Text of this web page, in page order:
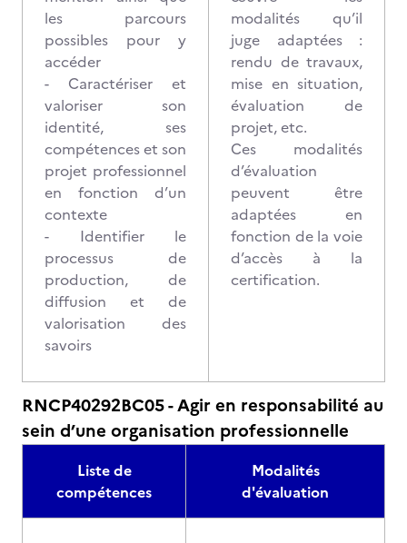
les parcours
possibles pour y
accéder
- Caractériser et
valoriser son
identité, ses
compétences et son
projet professionnel
en fonction d’un
contexte
- Identifier le
processus de
production, de
diffusion et de
valorisation des
savoirs
modalités qu’il
juge adaptées :
rendu de travaux,
mise en situation,
évaluation de
projet, etc.
Ces modalités
d’évaluation
peuvent être
adaptées en
fonction de la voie
d’accès à la
certification.
RNCP40292BC05 - Agir en responsabilité au
sein d’une organisation professionnelle
Liste de
compétences
Modalités
d'évaluation